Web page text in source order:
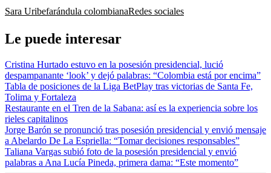
Sara Uribefarándula colombianaRedes sociales
Le puede interesar
Cristina Hurtado estuvo en la posesión presidencial, lució
despampanante ‘look’ y dejó palabras: “Colombia está por encima”
Tabla de posiciones de la Liga BetPlay tras victorias de Santa Fe,
Tolima y Fortaleza
Restaurante en el Tren de la Sabana: así es la experiencia sobre los
rieles capitalinos
Jorge Barón se pronunció tras posesión presidencial y envió mensaje
a Abelardo De La Espriella: “Tomar decisiones responsables”
Taliana Vargas subió foto de la posesión presidencial y envió
palabras a Ana Lucía Pineda, primera dama: “Este momento”